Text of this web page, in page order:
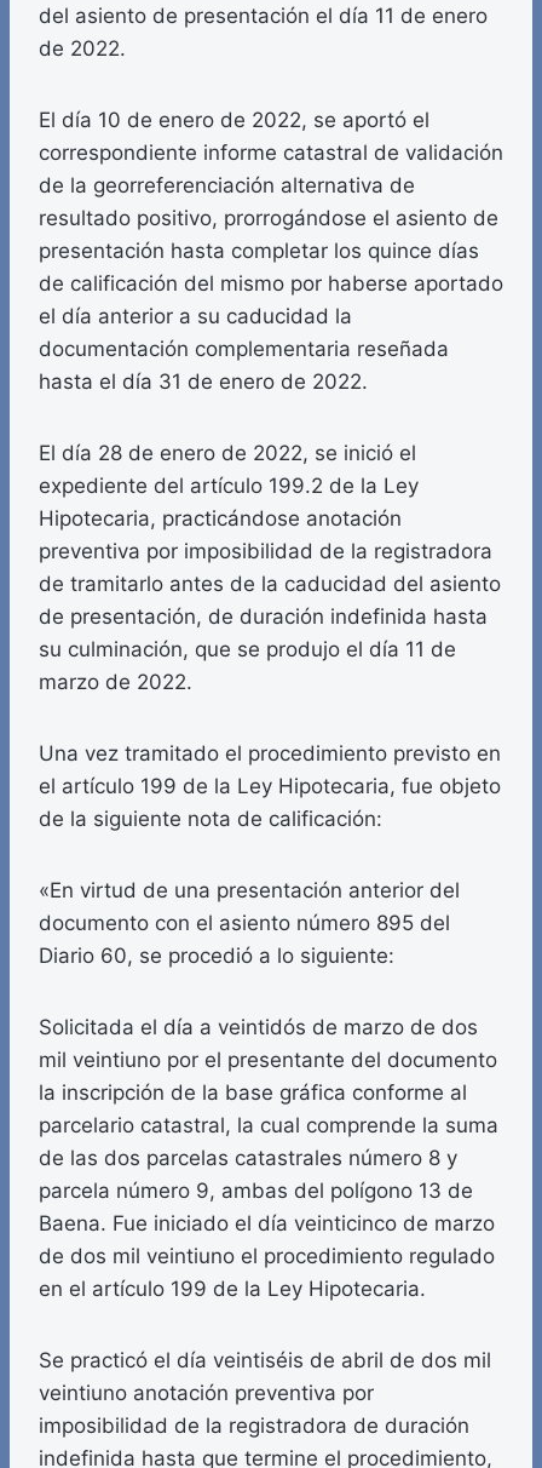
del asiento de presentación el día 11 de enero
de 2022.
El día 10 de enero de 2022, se aportó el
correspondiente informe catastral de validación
de la georreferenciación alternativa de
resultado positivo, prorrogándose el asiento de
presentación hasta completar los quince días
de calificación del mismo por haberse aportado
el día anterior a su caducidad la
documentación complementaria reseñada
hasta el día 31 de enero de 2022.
El día 28 de enero de 2022, se inició el
expediente del artículo 199.2 de la Ley
Hipotecaria, practicándose anotación
preventiva por imposibilidad de la registradora
de tramitarlo antes de la caducidad del asiento
de presentación, de duración indefinida hasta
su culminación, que se produjo el día 11 de
marzo de 2022.
Una vez tramitado el procedimiento previsto en
el artículo 199 de la Ley Hipotecaria, fue objeto
de la siguiente nota de calificación:
«En virtud de una presentación anterior del
documento con el asiento número 895 del
Diario 60, se procedió a lo siguiente:
Solicitada el día a veintidós de marzo de dos
mil veintiuno por el presentante del documento
la inscripción de la base gráfica conforme al
parcelario catastral, la cual comprende la suma
de las dos parcelas catastrales número 8 y
parcela número 9, ambas del polígono 13 de
Baena. Fue iniciado el día veinticinco de marzo
de dos mil veintiuno el procedimiento regulado
en el artículo 199 de la Ley Hipotecaria.
Se practicó el día veintiséis de abril de dos mil
veintiuno anotación preventiva por
imposibilidad de la registradora de duración
indefinida hasta que termine el procedimiento,